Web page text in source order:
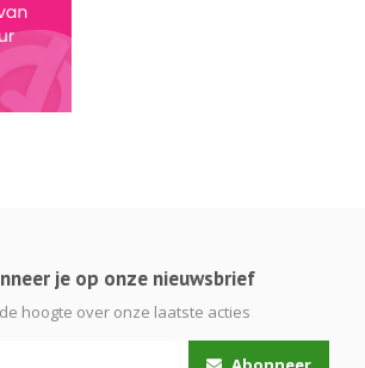
je op onze nieuwsbrief
hoogte over onze laatste acties